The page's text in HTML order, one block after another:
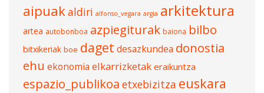
aipuakaldiri alfonso_vegara argia arkitektura
artea autobonboa azpiegiturak baiona bilbo
bitxikeriak boe daget desazkundea donostia
ehu ekonomia elkarrizketak eraikuntza
espazio_publikoa etxebizitza euskara